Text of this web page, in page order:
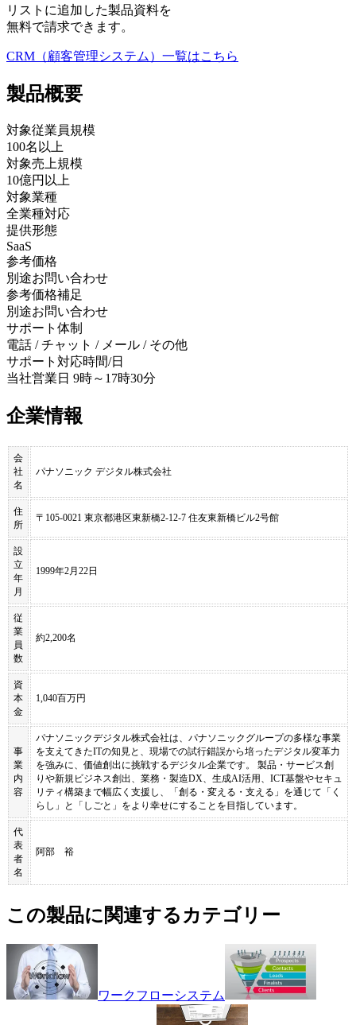
リストに追加した製品資料を
無料で請求できます。
CRM（顧客管理システム） 一覧はこちら
製品概要
対象従業員規模
100名以上
対象売上規模
10億円以上
対象業種
全業種対応
提供形態
SaaS
参考価格
別途お問い合わせ
参考価格補足
別途お問い合わせ
サポート体制
電話 / チャット / メール / その他
サポート対応時間/日
当社営業日 9時～17時30分
企業情報
会
社
名
パナソニック デジタル株式会社
住
所
〒105-0021 東京都港区東新橋2-12-7 住友東新橋ビル2号館
設
立
年
月
1999年2月22日
従
業
員
数
約2,200名
資
本
金
1,040百万円
事
業
内
容
パナソニックデジタル株式会社は、パナソニックグループの多様な事業
を支えてきたITの知見と、現場での試行錯誤から培ったデジタル変革力
を強みに、価値創出に挑戦するデジタル企業です。 製品・サービス創
りや新規ビジネス創出、業務・製造DX、生成AI活用、ICT基盤やセキュ
リティ構築まで幅広く支援し、「創る・変える・支える」を通じて「く
らし」と「しごと」をより幸せにすることを目指しています。
代
表
者
名
阿部 裕
この製品に関連するカテゴリー
ワークフローシステム